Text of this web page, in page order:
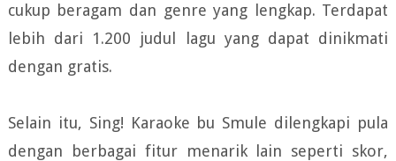
cukup beragam dan genre yang lengkap. Terdapat
lebih dari 1.200 judul lagu yang dapat dinikmati
dengan gratis.
Selain itu, Sing! Karaoke bu Smule dilengkapi pula
dengan berbagai fitur menarik lain seperti skor,